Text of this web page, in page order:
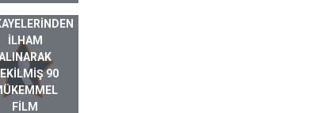
HAYAT
ILHAM
90
FILM